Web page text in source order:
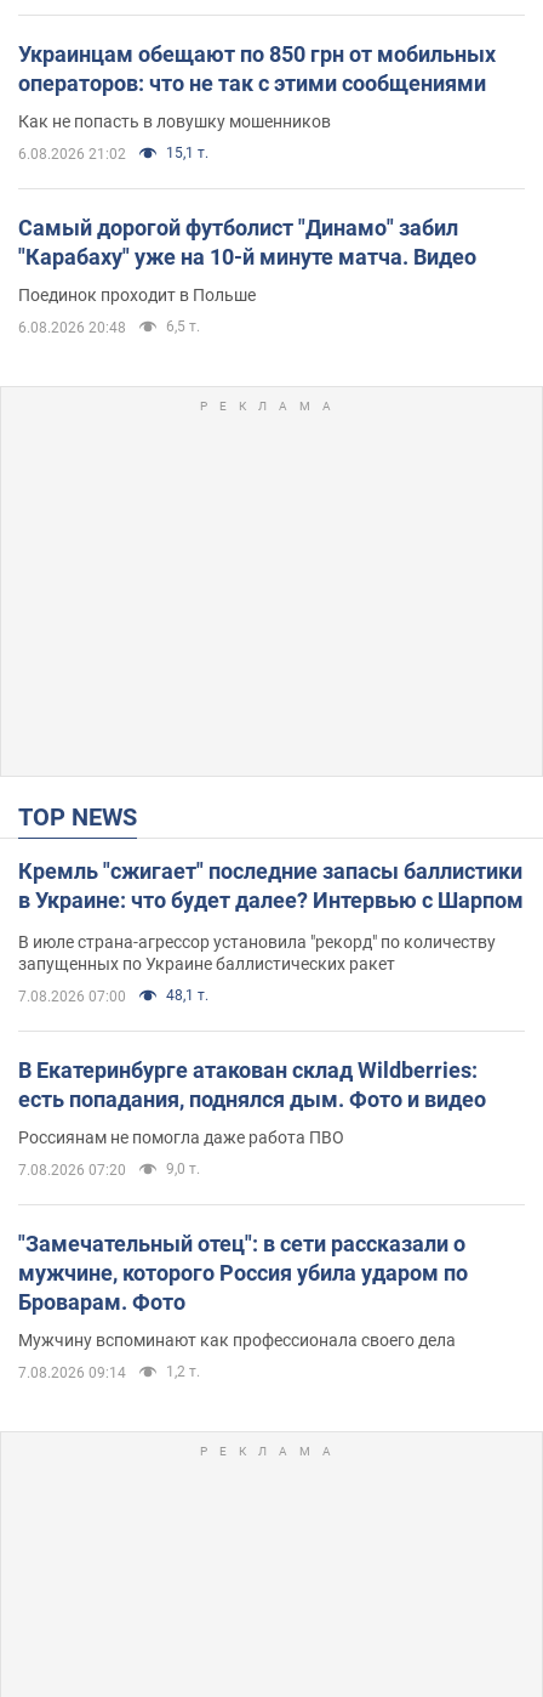
Украинцам обещают по 850 грн от мобильных
операторов: что не так с этими сообщениями
Как не попасть в ловушку мошенников
6.08.2026 21:02 15,1 т.
Самый дорогой футболист "Динамо" забил
"Карабаху" уже на 10-й минуте матча. Видео
Поединок проходит в Польше
6.08.2026 20:48 6,5 т.
TOP NEWS
Кремль "сжигает" последние запасы баллистики
в Украине: что будет далее? Интервью с Шарпом
В июле страна-агрессор установила "рекорд" по количеству
запущенных по Украине баллистических ракет
7.08.2026 07:00 48,1 т.
В Екатеринбурге атакован склад Wildberries:
есть попадания, поднялся дым. Фото и видео
Россиянам не помогла даже работа ПВО
7.08.2026 07:20 9,0 т.
"Замечательный отец": в сети рассказали о
мужчине, которого Россия убила ударом по
Броварам. Фото
Мужчину вспоминают как профессионала своего дела
7.08.2026 09:14 1,2 т.